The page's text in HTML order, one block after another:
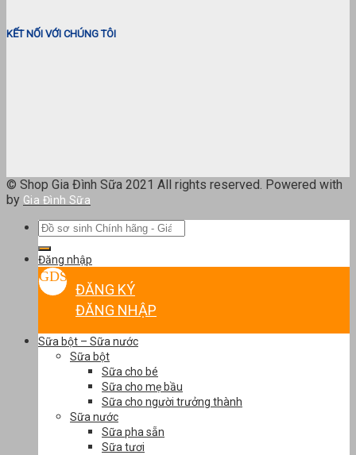
KẾT NỐI VỚI CHÚNG TÔI
© Shop Gia Đình Sữa 2021 All rights reserved. Powered with
by Gia Đình Sữa
Tìm
Đăng nhập
ĐĂNG KÝ
ĐĂNG NHẬP
Sữa bột – Sữa nước
Sữa bột
Sữa cho bé
Sữa cho mẹ bầu
Sữa cho người trưởng thành
Sữa nước
Sữa pha sẵn
Sữa tươi